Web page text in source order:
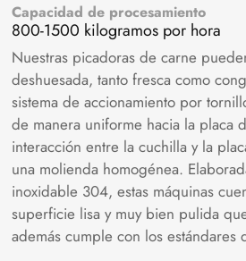
Capacidad de procesamiento
800-1500 kilogramos por hora
Nuestras picadoras de carne
deshuesada, tanto fresca como
sistema de accionamiento por
de manera uniforme hacia la placa
interacción entre la cuchilla y la
una molienda homogénea.
inoxidable 304, estas máquinas
superficie lisa y muy bien pulida
además cumple con los estándares